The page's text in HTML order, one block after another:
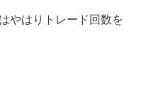
やはりトレード回数を